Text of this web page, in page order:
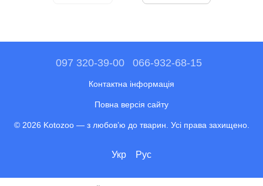
097 320-39-00 066-932-68-15
Контактна інформація
Повна версія сайту
© 2026 Kotozoo — з любов’ю до тварин. Усі права захищено.
Укр Рус